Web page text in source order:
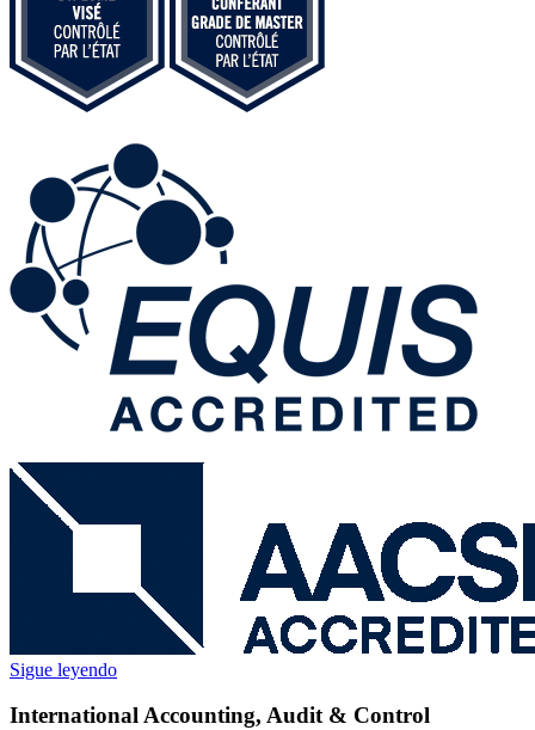
Sigue leyendo
International Accounting, Audit & Control